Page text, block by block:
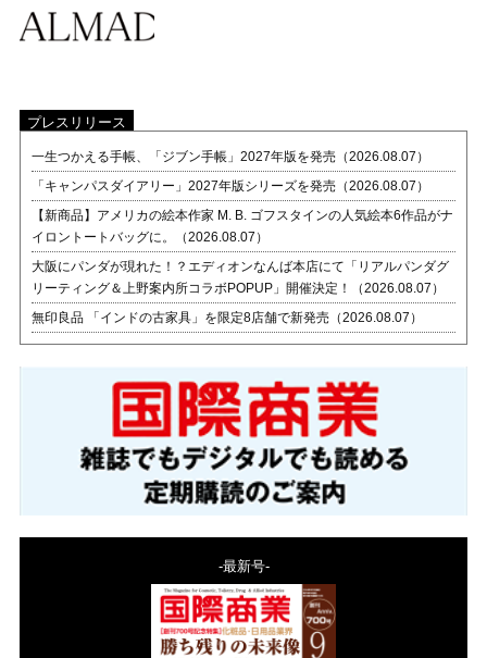
プレスリリース
一生つかえる手帳、「ジブン手帳」2027年版を発売（2026.08.07）
「キャンパスダイアリー」2027年版シリーズを発売（2026.08.07）
【新商品】アメリカの絵本作家 M. B. ゴフスタインの人気絵本6作品がナ
イロントートバッグに。（2026.08.07）
大阪にパンダが現れた！？エディオンなんば本店にて「リアルパンダグ
リーティング＆上野案内所コラボPOPUP」開催決定！（2026.08.07）
無印良品 「インドの古家具」を限定8店舗で新発売（2026.08.07）
-最新号-